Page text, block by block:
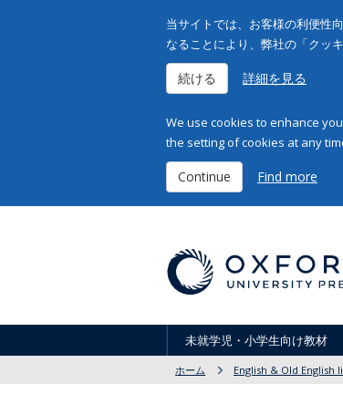
当サイトでは、お客様の利便性
なることにより、弊社の「クッ
続ける 詳細を見る
We use cookies to enhance
the setting of cookies at any
Continue Find more
未就学児・小学生向け教材
ホーム English & Old English